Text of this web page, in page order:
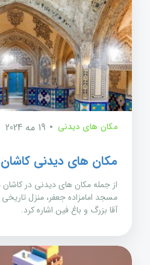
مکان های دیدنی 19 مه 2024
مکان های دیدنی کاشان
از جمله مکان های دیدنی در کاشان
مسجد امامزاده جعفر، منزل
آقا بزرگ و باغ فین اشاره کرد.